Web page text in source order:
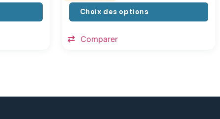
Choix des options
Comparer